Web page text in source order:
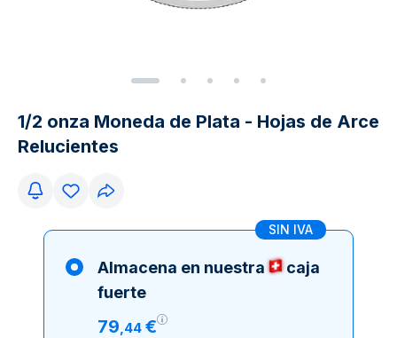
1/2 onza Moneda de Plata - Hojas de Arce
Relucientes
SIN IVA
Almacena en nuestra
caja
fuerte
79,44 €